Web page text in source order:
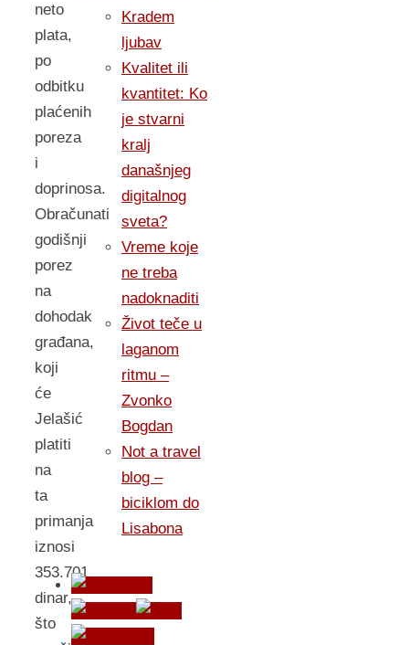
neto
plata,
po
odbitku
plaćenih
poreza
i
doprinosa.
Obračunati
godišnji
porez
na
dohodak
građana,
koji
će
Jelašić
platiti
na
ta
primanja
iznosi
353.701
dinar,
što
Kradem
ljubav
Kvalitet ili
kvantitet: Ko
je stvarni
kralj
današnjeg
digitalnog
sveta?
Vreme koje
ne treba
nadoknaditi
Život teče u
laganom
ritmu –
Zvonko
Bogdan
Not a travel
blog –
biciklom do
Lisabona